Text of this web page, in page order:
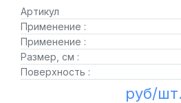
Артикул
Применение :
Применение :
Размер, см :
Поверхность :
руб/шт.